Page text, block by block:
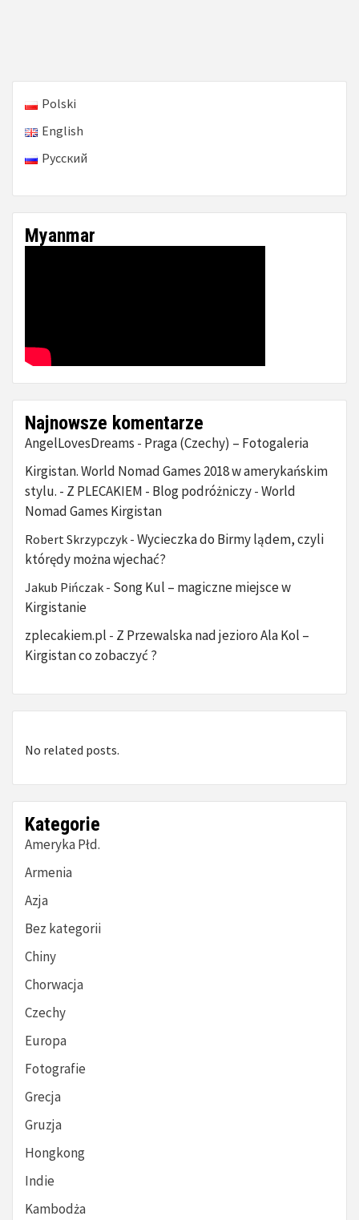
Polski
English
Русский
Myanmar
Najnowsze komentarze
AngelLovesDreams - Praga (Czechy) – Fotogaleria
Kirgistan. World Nomad Games 2018 w amerykańskim
stylu. - Z PLECAKIEM - Blog podróżniczy - World
Nomad Games Kirgistan
Robert Skrzypczyk - Wycieczka do Birmy lądem, czyli
którędy można wjechać?
Jakub Pińczak - Song Kul – magiczne miejsce w
Kirgistanie
zplecakiem.pl - Z Przewalska nad jezioro Ala Kol –
Kirgistan co zobaczyć ?
No related posts.
Kategorie
Ameryka Płd.
Armenia
Azja
Bez kategorii
Chiny
Chorwacja
Czechy
Europa
Fotografie
Grecja
Gruzja
Hongkong
Indie
Kambodża